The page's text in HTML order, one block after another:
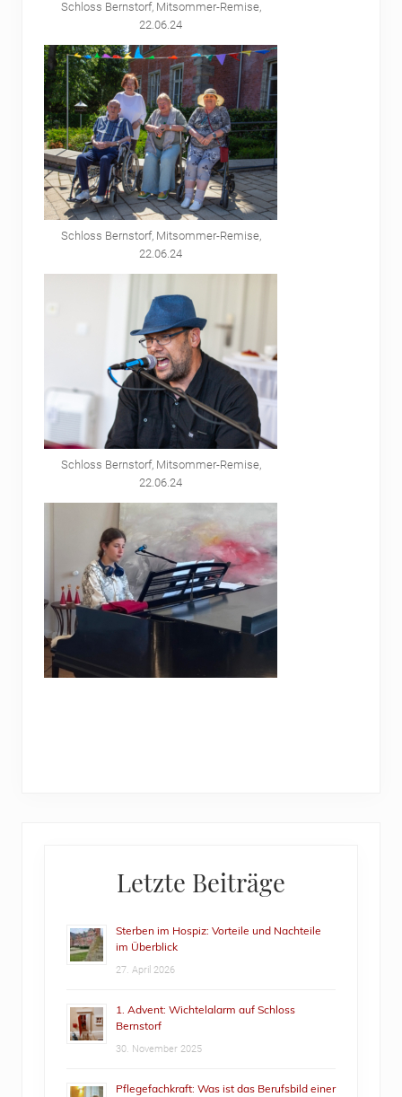
Schloss Bernstorf, Mitsommer-Remise,
22.06.24
Schloss Bernstorf, Mitsommer-Remise,
22.06.24
Schloss Bernstorf, Mitsommer-Remise,
22.06.24
SidebarLetzte Beiträge
Sterben im Hospiz: Vorteile und Nachteile
im Überblick
27. April 2026
1. Advent: Wichtelalarm auf Schloss
Bernstorf
30. November 2025
Pflegefachkraft: Was ist das Berufsbild einer